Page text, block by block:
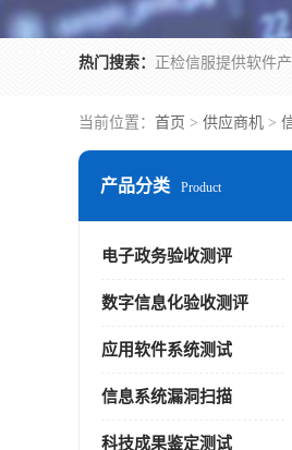
热门搜索：
当前位置： 首页 > 供应商机 >
产品分类 Product
电子政务验收测评
数字信息化验收测评
应用软件系统测试
信息系统漏洞扫描
科技成果鉴定测试